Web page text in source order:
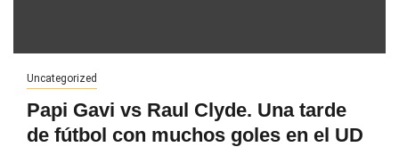
Uncategorized
Papi Gavi vs Raul Clyde. Una tarde
de fútbol con muchos goles en el UD